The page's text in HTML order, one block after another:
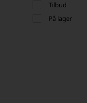
Tilbud
På lager